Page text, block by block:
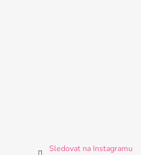
Sledovat na Instagramu